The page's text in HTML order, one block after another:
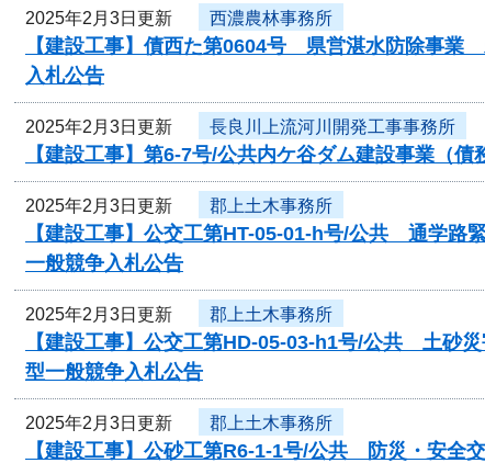
2025年2月3日更新 西濃農林事務所
【建設工事】債西た第0604号 県営湛水防除事
入札公告
2025年2月3日更新 長良川上流河川開発工事事務所
【建設工事】第6-7号/公共内ケ谷ダム建設事業（
2025年2月3日更新 郡上土木事務所
【建設工事】公交工第HT-05-01-h号/公共 通学路
一般競争入札公告
2025年2月3日更新 郡上土木事務所
【建設工事】公交工第HD-05-03-h1号/公共 土砂
型一般競争入札公告
2025年2月3日更新 郡上土木事務所
【建設工事】公砂工第R6-1-1号/公共 防災・安全